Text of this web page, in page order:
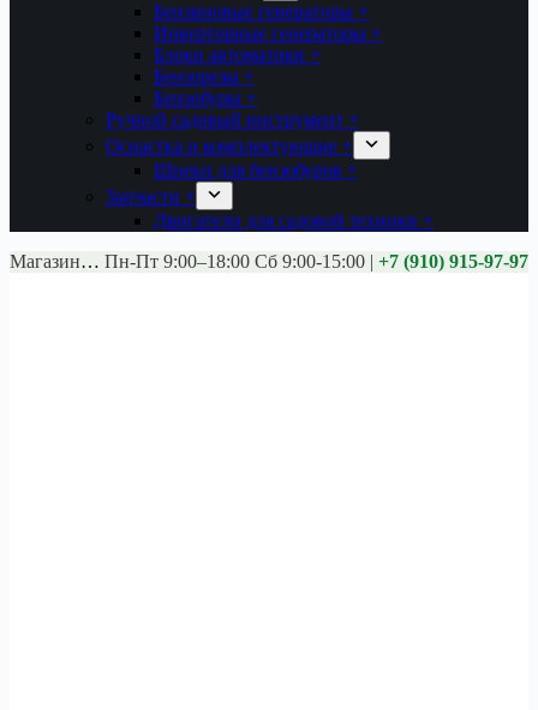
Бензиновые генераторы +
Инверторные генераторы +
Блоки автоматики +
Бензорезы +
Бензобуры +
Ручной садовый инструмент +
Оснастка и комплектующие +
Шнеки для бензобуров +
Запчасти +
Двигатели для садовой техники +
Магазины: Калуга ул. Московская д.113
Пн-Пт 9:00–18:00 Сб 9:00-15:00 | +7 (910) 915-97-97